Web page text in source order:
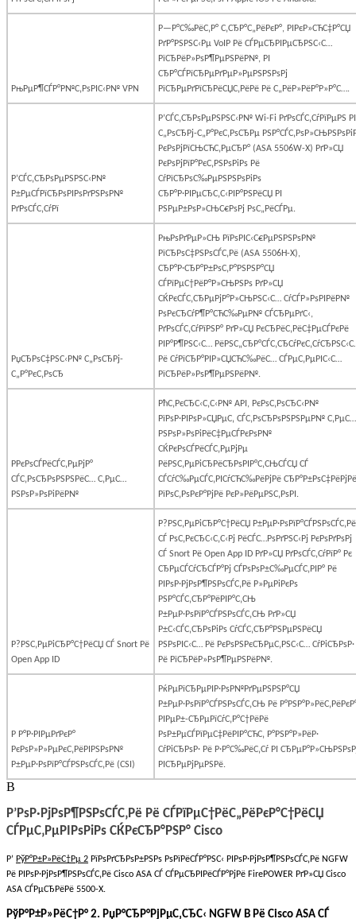
РњРµР¶СЃР°Р№С‚РѕРІС‹Р№ VPN
Р—Р°С‰РёС‚Р° С‚СЂР°С„РёРєР°, РІРєР»СЋС‡Р°СЏ
РґР°РЅРЅС‹Рµ VoIP Рё СЃРµСЂРІРµСЂРЅС‹С…
РїСЂРёР»РѕР¶РµРЅРёР№, РІ
СЂР°СЃРїСЂРµРґРµР»РµРЅРЅРѕРј
РїСЂРµРґРїСЂРёСЏС‚РёРё Рё С„РёР»РёР°Р»Р°С….
Р’СЃС‚СЂРѕРµРЅРЅС‹Р№
Р±РµСЃРїСЂРѕРІРѕРґРЅРѕР№
РґРѕСЃС‚СѓРї
Р’СЃС‚СЂРѕРµРЅРЅС‹Р№ Wi-Fi РґРѕСЃС‚СѓРїРµРЅ РІ
С„РѕСЂРј-С„Р°РєС‚РѕСЂРµ
РєРѕРјРїСЊСЋС‚РµСЂР° (ASA 5506W-X) РґР»СЏ
РєРѕРјРїР°РєС‚РЅРѕРіРѕ Рё
СѓРїСЂРѕС‰РµРЅРЅРѕРіРѕ
СЂР°Р·РІРµСЂС‚С‹РІР°РЅРёСЏ РІ
РЅРµР±РѕР»СЊС€РѕРј РѕС„РёСЃРµ.
РџСЂРѕС‡РЅС‹Р№ С„РѕСЂРј-
С„Р°РєС‚РѕСЂ
РњРѕРґРµР»СЊ РїРѕРІС‹С€РµРЅРЅРѕР№
РїСЂРѕС‡РЅРѕСЃС‚Рё (ASA 5506H-X),
СЂР°Р·СЂР°Р±РѕС‚Р°РЅРЅР°СЏ
СЃРїРµС†РёР°Р»СЊРЅРѕ РґР»СЏ
СЌРєСЃС‚СЂРµРјР°Р»СЊРЅС‹С… СѓСЃР»РѕРІРёР№
РѕРєСЂСѓР¶Р°СЋС‰РµР№ СЃСЂРµРґС‹,
РґРѕСЃС‚СѓРїРЅР° РґР»СЏ РєСЂРёС‚РёС‡РµСЃРєРё
РІР°Р¶РЅС‹С…
Рё СѓРїСЂР°РІР»СЏСЋС‰РёС… СЃРµС‚РµРІС‹С…
РїСЂРёР»РѕР¶РµРЅРёР№.
Р­РєРѕСЃРёСЃС‚РµРјР°
СЃС‚РѕСЂРѕРЅРЅРёС… С‚РµС…
РЅРѕР»РѕРіРёР№
РћС‚РєСЂС‹С‚С‹Р№ API , РєРѕС‚РѕСЂС‹Р№
РїРѕР·РІРѕР»СЏРµС‚ СЃС‚РѕСЂРѕРЅРЅРµР№ С‚РµС…
РЅРѕР»РѕРіРёС‡РµСЃРєРѕР№
СЌРєРѕСЃРёСЃС‚РµРјРµ
РёРЅС‚РµРіСЂРёСЂРѕРІР°С‚СЊСЃСЏ СЃ
СЃСѓС‰РµСЃС‚РІСѓСЋС‰РёРјРё СЂР°Р±РѕС‡РёРјРё
РїРѕС‚РѕРєР°РјРё РєР»РёРµРЅС‚РѕРІ.
Р?РЅС‚РµРіСЂР°С†РёСЏ СЃ Snort Рё
Open App ID
Р?РЅС‚РµРіСЂР°С†РёСЏ Р±РµР·РѕРїР°СЃРЅРѕСЃС‚Рё
СЃ РѕС‚РєСЂС‹С‚С‹Рј РёСЃС…РѕРґРЅС‹Рј РєРѕРґРѕРј
СЃ Snort Рё Open App ID РґР»СЏ РґРѕСЃС‚СѓРїР° Рє
СЂРµСЃСѓСЂСЃР°Рј СЃРѕРѕР±С‰РµСЃС‚РІР° Рё
РІРѕР·РјРѕР¶РЅРѕСЃС‚Рё Р»РµРіРєРѕ
РЅР°СЃС‚СЂР°РёРІР°С‚СЊ
Р±РµР·РѕРїР°СЃРЅРѕСЃС‚СЊ РґР»СЏ
Р±С‹СЃС‚СЂРѕРіРѕ СѓСЃС‚СЂР°РЅРµРЅРёСЏ
РЅРѕРІС‹С… Рё РєРѕРЅРєСЂРµС‚РЅС‹С… СѓРіСЂРѕР·
Рё РїСЂРёР»РѕР¶РµРЅРёР№.
Р Р°Р·РІРµРґРєР°
РєРѕР»Р»РµРєС‚РёРІРЅРѕР№
Р±РµР·РѕРїР°СЃРЅРѕСЃС‚Рё (CSI)
РќРµРїСЂРµРІР·РѕР№РґРµРЅРЅР°СЏ
Р±РµР·РѕРїР°СЃРЅРѕСЃС‚СЊ Рё
РІРµР±-СЂРµРїСѓС‚Р°С†РёРё
РѕР±РµСЃРїРµС‡РёРІР°СЋС‚ Р°РЅР°Р»РёР·
СѓРіСЂРѕР· Рё Р·Р°С‰РёС‚Сѓ РІ
РІСЂРµРјРµРЅРё.
В
Р’РѕР·РјРѕР¶РЅРѕСЃС‚Рё Рё СЃРїРµС†РёС„РёРєР°С†РёСЏ
СЃРµС‚РµРІРѕРіРѕ СЌРєСЂР°РЅР° Cisco
Р’ РўР°Р±Р»РёС†Рµ 2 РїРѕРґСЂРѕР±РЅРѕ РѕРїРёСЃР°РЅС‹ РІРѕР·РјРѕР¶РЅРѕСЃС‚Рё NGFW
Рё РІРѕР·РјРѕР¶РЅРѕСЃС‚Рё Cisco ASA СЃ СЃРµСЂРІРёСЃР°РјРё FirePOWER РґР»СЏ Cisco
ASA СЃРµСЂРёРё 5500-X.
РўР°Р±Р»РёС†Р° 2. РџР°СЂР°РјРµС‚СЂС‹ NGFW В Рё Cisco ASA СЃ